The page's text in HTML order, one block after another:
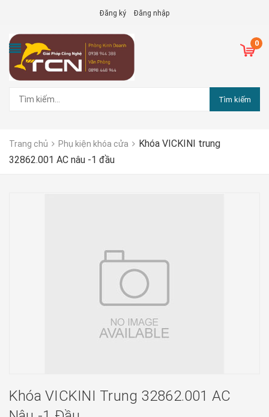
Đăng ký Đăng nhập
0
Tìm kiếm
Trang chủ Phụ kiện khóa cửa
Khóa VICKINI trung
32862.001 AC nâu -1 đầu
Khóa VICKINI Trung 32862.001 AC